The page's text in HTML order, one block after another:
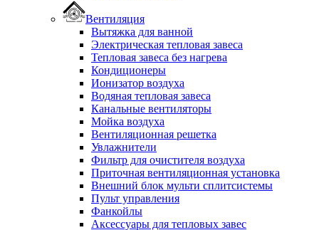
Вентиляция
Вытяжка для ванной
Электрическая тепловая завеса
Тепловая завеса без нагрева
Кондиционеры
Ионизатор воздуха
Водяная тепловая завеса
Канальные вентиляторы
Мойка воздуха
Вентиляционная решетка
Увлажнители
Фильтр для очистителя воздуха
Приточная вентиляционная установка
Внешний блок мульти сплитсистемы
Пульт управления
Фанкойлы
Аксессуары для тепловых завес